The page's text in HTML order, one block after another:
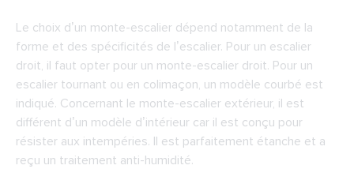
Le choix d’un monte-escalier dépend notamment de la
forme et des spécificités de l’escalier. Pour un escalier
droit, il faut opter pour un monte-escalier droit. Pour un
escalier tournant ou en colimaçon, un modèle courbé est
indiqué. Concernant le monte-escalier extérieur, il est
différent d’un modèle d’intérieur car il est conçu pour
résister aux intempéries. Il est parfaitement étanche et a
reçu un traitement anti-humidité.